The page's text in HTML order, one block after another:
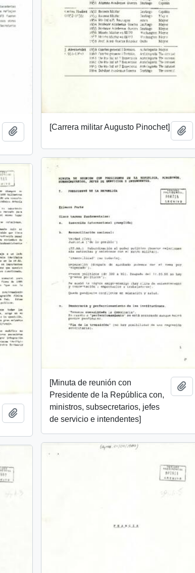
Add to clipboard[Carrera militar Augusto Pinochet]
[Minuta de reunión con
Presidente de la República con,
ministros, subsecretarios, jefes
de servicio e intendentes]
Add to clipboard